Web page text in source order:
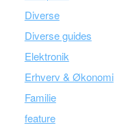
Diverse
Diverse guides
Elektronik
Erhverv & Økonomi
Familie
feature